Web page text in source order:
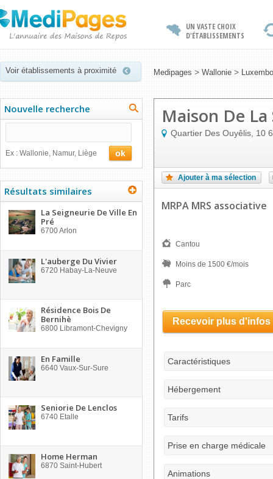
UN VASTE CHOIX
D'ÉTABLISSEMENTS
Voir établissements à proximité Medipages > Wallonie >
Nouvelle recherche
Ex : Wallonie, Namur, Liège
Résultats similaires
La Seigneurie De Ville En
Pré
6700Arlon
L'auberge Du Vivier
6720 Habay-La-Neuve
Résidence Bois De
Bernihè
6800 Libramont-Chevigny
En Famille
6640 Vaux-Sur-Sure
Seniorie De Lenclos
6740 Etalle
Home Herman
6870 Saint-Hubert
Maison De
Quartier Des Ouyêlis, 10
Ajouter à ma sélection
MRPA MRS associative
Cantou
Moins de 1500 €/mois
Parc
Recevoir plus d'infos
Caractéristiques
Hébergement
Tarifs
Prise en charge médicale
Animations